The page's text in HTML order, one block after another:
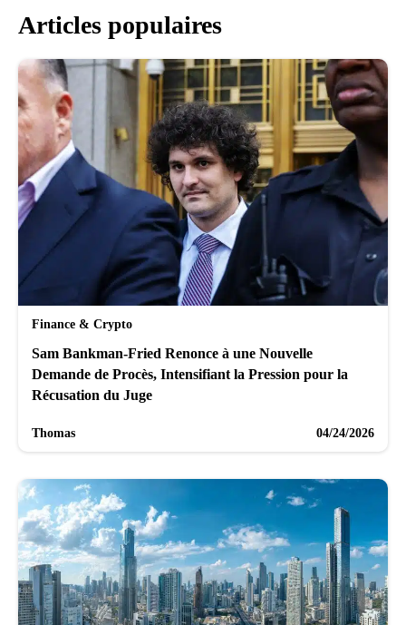
Articles populaires
Finance & Crypto
Sam Bankman-Fried Renonce à une Nouvelle
Demande de Procès, Intensifiant la Pression pour la
Récusation du Juge
Thomas 04/24/2026